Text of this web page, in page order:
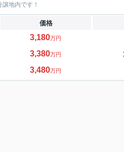
地内です！
価格
3,180万円
3,380万円
3,480万円